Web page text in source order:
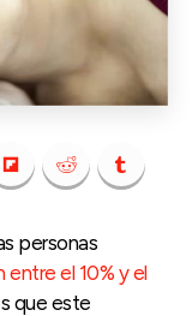
personas
entre el 10% y el
que este